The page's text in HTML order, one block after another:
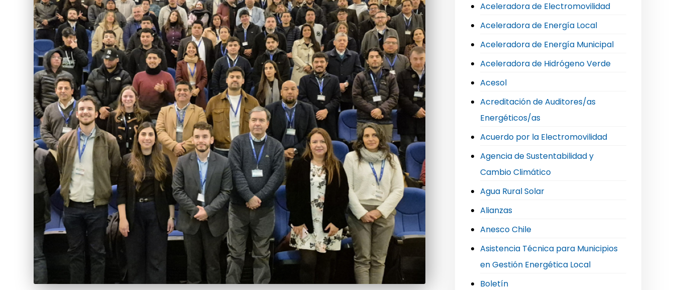
Aceleradora de Electromovilidad
Aceleradora de Energía Local
Aceleradora de Energía Municipal
Aceleradora de Hidrógeno Verde
Acesol
Acreditación de Auditores/as
Energéticos/as
Acuerdo por la Electromovilidad
Agencia de Sustentabilidad y
Cambio Climático
Agua Rural Solar
Alianzas
Anesco Chile
Asistencia Técnica para Municipios
en Gestión Energética Local
Boletín